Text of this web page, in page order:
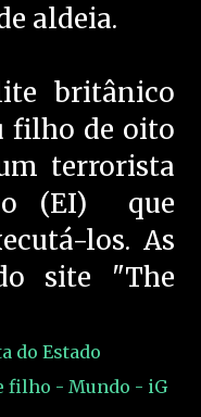
aldeia.
britânico
filho de oito
terrorista
(EI) que
los. As
site "The
do Estado
filho - Mundo - iG